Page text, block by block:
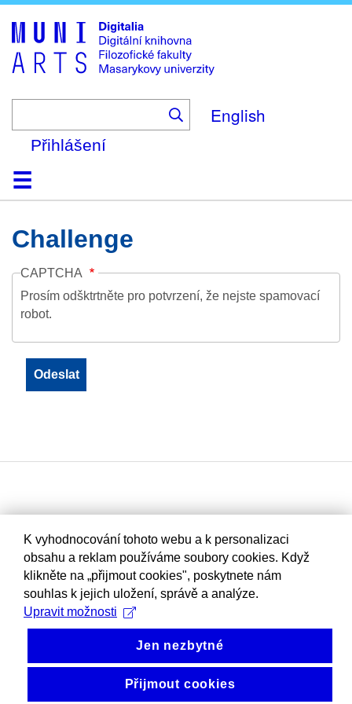
to
main
content
English
Přihlášení
DomůKolekce
Prohlížení
Vyhledávání
O platformě
Nápověda
KontaktDigitalia
Challenge
CAPTCHA
Prosím odšktrtněte pro potvrzení, že nejste spamovací
robot.
K vyhodnocování tohoto webu a k personalizaci
obsahu a reklam používáme soubory cookies. Když
klikněte na „přijmout cookies", poskytnete nám
souhlas k jejich uložení, správě a analýze.
Upravit možnosti
Jen nezbytné
Přijmout cookies